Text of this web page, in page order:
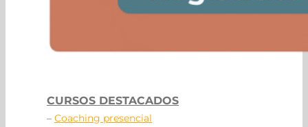
CURSOS DESTACADOS
– Coaching presencial